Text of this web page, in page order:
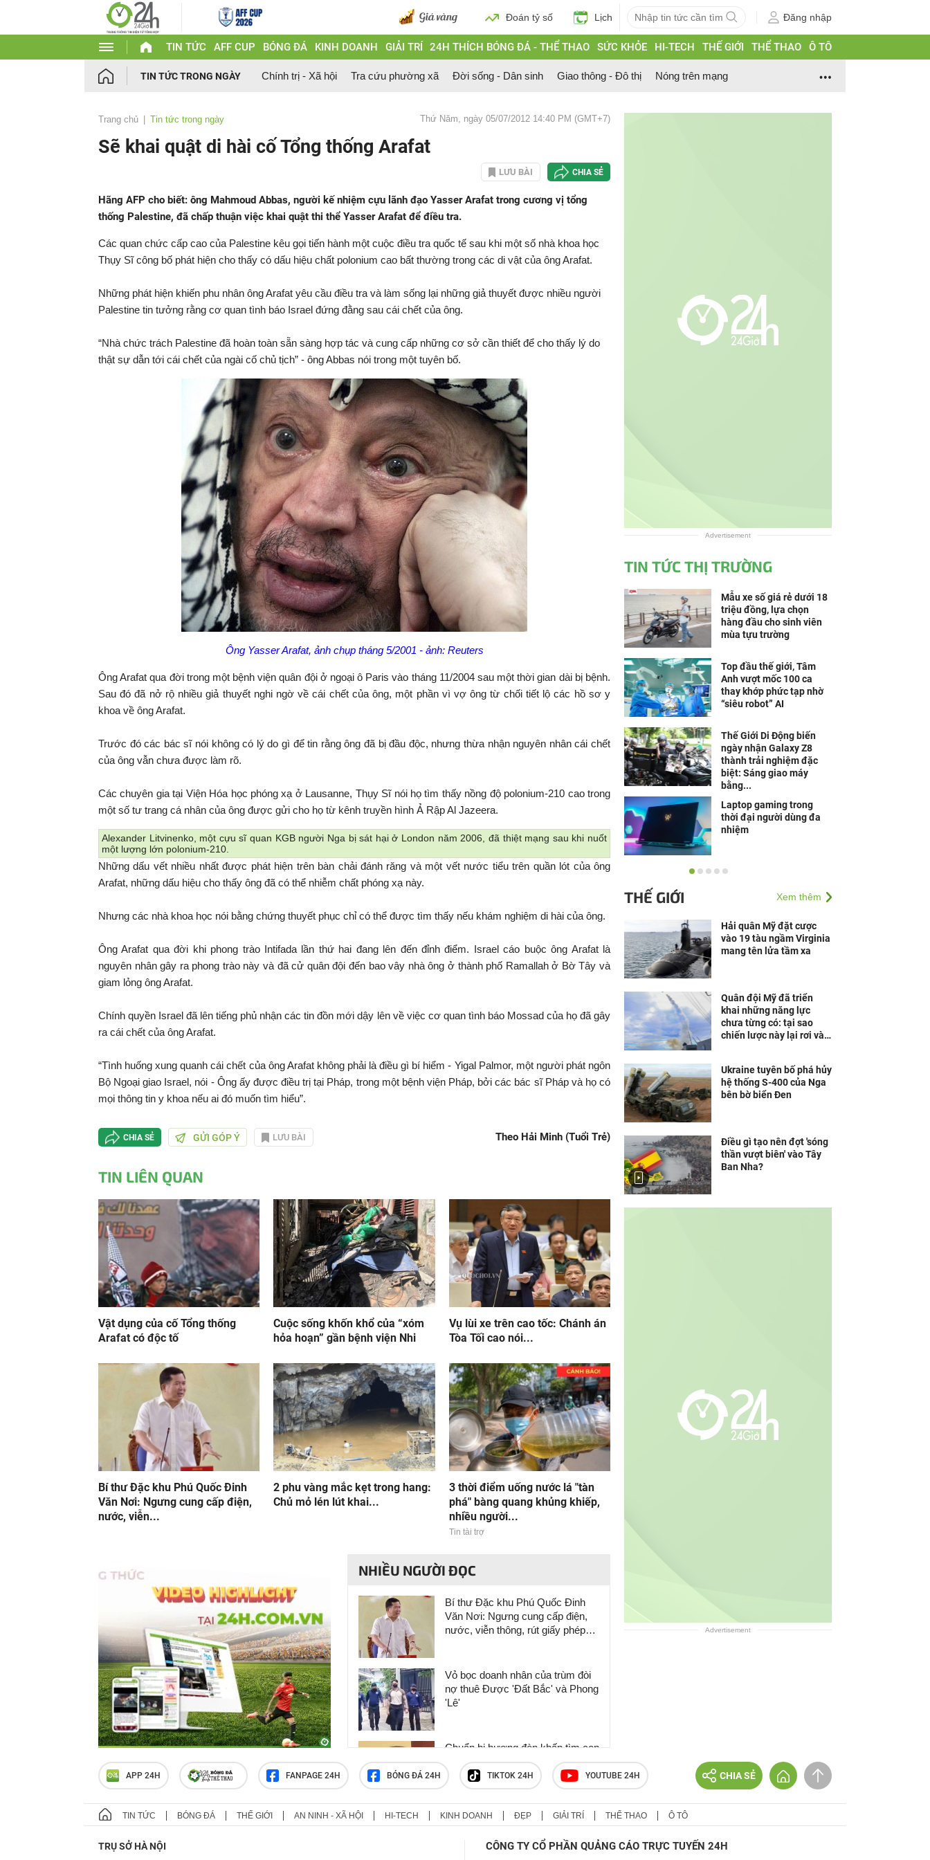
Đoán tỷ số Lịch Đăng nhập
TIN TỨC AFF CUP BÓNG ĐÁ KINH DOANH GIẢI TRÍ 24H THÍCH BÓNG ĐÁ - THỂ THAO SỨC KHỎE HI-TECH THẾ GIỚI THỂ THAO Ô TÔ
TIN TỨC TRONG NGÀY Chính trị - Xã hội Tra cứu phường xã Đời sống - Dân sinh Giao thông - Đô thị Nóng trên mạng
Trang chủ Tin tức trong ngày Thứ Năm, ngày 05/07/2012 14:40 PM (GMT+7)
Sẽ khai quật di hài cố Tổng thống Arafat
LƯU BÀI CHIA SẺ
Hãng AFP cho biết: ông Mahmoud Abbas, người kế nhiệm cựu lãnh đạo Yasser Arafat trong cương vị tổng
thống Palestine, đã chấp thuận việc khai quật thi thể Yasser Arafat để điều tra.
Các quan chức cấp cao của Palestine kêu gọi tiến hành một cuộc điều tra quốc tế sau khi một số nhà khoa học
Thụy Sĩ công bố phát hiện cho thấy có dấu hiệu chất polonium cao bất thường trong các di vật của ông Arafat.
Những phát hiện khiến phu nhân ông Arafat yêu cầu điều tra và làm sống lại những giả thuyết được nhiều người
Palestine tin tưởng rằng cơ quan tình báo Israel đứng đằng sau cái chết của ông.
“Nhà chức trách Palestine đã hoàn toàn sẵn sàng hợp tác và cung cấp những cơ sở cần thiết để cho thấy lý do
thật sự dẫn tới cái chết của ngài cố chủ tịch” - ông Abbas nói trong một tuyên bố.
Ông Yasser Arafat, ảnh chụp tháng 5/2001 - ảnh: Reuters
Ông Arafat qua đời trong một bệnh viện quân đội ở ngoại ô Paris vào tháng 11/2004 sau một thời gian dài bị bệnh.
Sau đó đã nở rộ nhiều giả thuyết nghi ngờ về cái chết của ông, một phần vì vợ ông từ chối tiết lộ các hồ sơ y
khoa về ông Arafat.
Trước đó các bác sĩ nói không có lý do gì để tin rằng ông đã bị đầu độc, nhưng thừa nhận nguyên nhân cái chết
của ông vẫn chưa được làm rõ.
Các chuyên gia tại Viện Hóa học phóng xạ ở Lausanne, Thụy Sĩ nói họ tìm thấy nồng độ polonium-210 cao trong
một số tư trang cá nhân của ông được gửi cho họ từ kênh truyền hình Ả Rập Al Jazeera.
Alexander Litvinenko, một cựu sĩ quan KGB người Nga bị sát hại ở London năm 2006, đã thiệt mạng sau khi nuốt
một lượng lớn polonium-210.
Những dấu vết nhiều nhất được phát hiện trên bàn chải đánh răng và một vết nước tiểu trên quần lót của ông
Arafat, những dấu hiệu cho thấy ông đã có thể nhiễm chất phóng xạ này.
Nhưng các nhà khoa học nói bằng chứng thuyết phục chỉ có thể được tìm thấy nếu khám nghiệm di hài của ông.
Ông Arafat qua đời khi phong trào Intifada lần thứ hai đang lên đến đỉnh điểm. Israel cáo buộc ông Arafat là
nguyên nhân gây ra phong trào này và đã cử quân đội đến bao vây nhà ông ở thành phố Ramallah ở Bờ Tây và
giam lỏng ông Arafat.
Chính quyền Israel đã lên tiếng phủ nhận các tin đồn mới dậy lên về việc cơ quan tình báo Mossad của họ đã gây
ra cái chết của ông Arafat.
“Tình huống xung quanh cái chết của ông Arafat không phải là điều gì bí hiểm - Yigal Palmor, một người phát ngôn
Bộ Ngoại giao Israel, nói - Ông ấy được điều trị tại Pháp, trong một bệnh viện Pháp, bởi các bác sĩ Pháp và họ có
mọi thông tin y khoa nếu ai đó muốn tìm hiểu”.
CHIA SẺ GỬI GÓP Ý LƯU BÀI Theo Hải Minh (Tuổi Trẻ)
TIN LIÊN QUAN
Vật dụng của cố Tổng thống
Arafat có độc tố
Cuộc sống khốn khổ của “xóm
hỏa hoạn” gần bệnh viện Nhi
Vụ lùi xe trên cao tốc: Chánh án
Tòa Tối cao nói...
Bí thư Đặc khu Phú Quốc Đinh
Văn Nơi: Ngưng cung cấp điện,
nước, viễn...
2 phu vàng mắc kẹt trong hang:
Chủ mỏ lén lút khai...
3 thời điểm uống nước lá "tàn
phá" bàng quang khủng khiếp,
nhiều người...
Tin tài trợ
NHIỀU NGƯỜI ĐỌC
Bí thư Đặc khu Phú Quốc Đinh
Văn Nơi: Ngưng cung cấp điện,
nước, viễn thông, rút giấy phép
Vỏ bọc doanh nhân của trùm đòi
nợ thuê Được 'Đất Bắc' và Phong
'Lê'
Chuẩn bị hương đèn khấn tìm con
trôi giữa biển, người cha 'đứng
tim' khi nghe con từ cõi chết trở
Vụ ba cô gái bị sóng cuốn mất
sóng lôi ra xa rồi không thấy nhau
Advertisement
TIN TỨC THỊ TRƯỜNG
Mẫu xe số giá rẻ dưới 18
triệu đồng, lựa chọn
hàng đầu cho sinh viên
mùa tựu trường
Top đầu thế giới, Tâm
Anh vượt mốc 100 ca
thay khớp phức tạp nhờ
“siêu robot” AI
Thế Giới Di Động biến
ngày nhận Galaxy Z8
thành trải nghiệm đặc
biệt: Sáng giao máy
bằng...
Laptop gaming trong
thời đại người dùng đa
nhiệm
Voniko ra mắt thị trường
sản xuất trong nước để
THẾ GIỚI Xem thêm
Hải quân Mỹ đặt cược
vào 19 tàu ngầm Virginia
mang tên lửa tầm xa
Quân đội Mỹ đã triển
khai những năng lực
chưa từng có: tại sao
chiến lược này lại rơi vào
Ukraine tuyên bố phá hủy
hệ thống S-400 của Nga
bên bờ biển Đen
Điều gì tạo nên đợt 'sóng
thần vượt biên' vào Tây
Ban Nha?
Advertisement
APP 24H FANPAGE 24H BÓNG ĐÁ 24H TIKTOK 24H YOUTUBE 24H CHIA SẺ
TIN TỨC BÓNG ĐÁ THẾ GIỚI AN NINH - XÃ HỘI HI-TECH KINH DOANH ĐẸP GIẢI TRÍ THỂ THAO Ô TÔ
TRỤ SỞ HÀ NỘI CÔNG TY CỔ PHẦN QUẢNG CÁO TRỰC TUYẾN 24H